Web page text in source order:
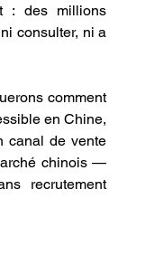
: des millions
consulter, ni a
comment
en Chine,
canal de vente
chinois —
recrutement